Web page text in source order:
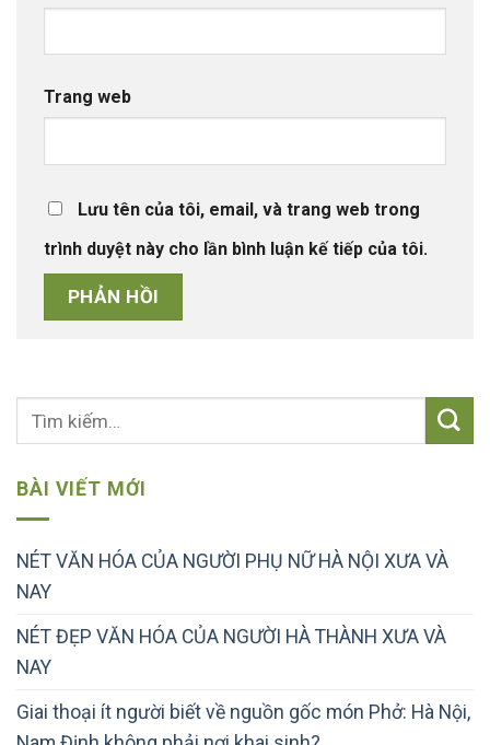
Trang web
Lưu tên của tôi, email, và trang web trong
trình duyệt này cho lần bình luận kế tiếp của tôi.
BÀI VIẾT MỚI
NÉT VĂN HÓA CỦA NGƯỜI PHỤ NỮ HÀ NỘI XƯA VÀ
NAY
NÉT ĐẸP VĂN HÓA CỦA NGƯỜI HÀ THÀNH XƯA VÀ
NAY
Giai thoại ít người biết về nguồn gốc món Phở: Hà Nội,